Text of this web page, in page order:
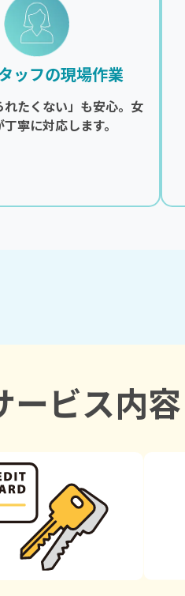
ッフの現場作業
れたくない」も安心。女
寧に対応します。
ービス内容